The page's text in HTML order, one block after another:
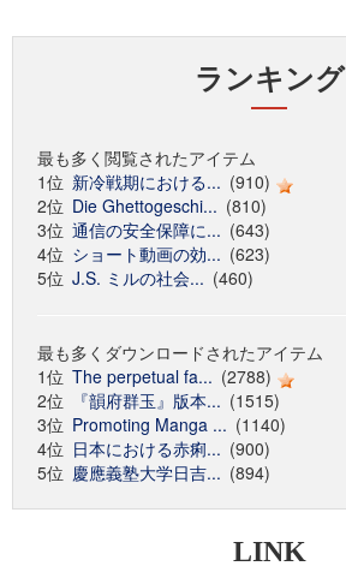
ランキング
最も多く閲覧されたアイテム
1位 新冷戦期における... (910)
2位 Die Ghettogeschi... (810)
3位 通信の安全保障に... (643)
4位 ショート動画の効... (623)
5位 J.S. ミルの社会... (460)
最も多くダウンロードされたアイテム
1位 The perpetual fa... (2788)
2位
『韻府群玉』版本... (1515)
3位 Promoting Manga ... (1140)
4位 日本における赤痢... (900)
5位 慶應義塾大学日吉... (894)
LINK